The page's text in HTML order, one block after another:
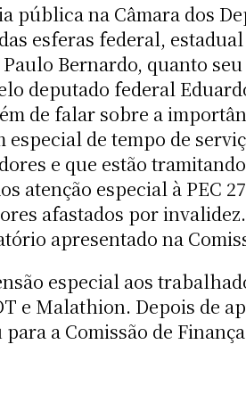
pública na Câmara dos
esferas federal,
Bernardo, quanto
deputado federal
de falar sobre a
especial de tempo de
e que estão
atenção especial à PEC
afastados por
apresentado na
especial aos
e Malathion. Depois de
a Comissão de